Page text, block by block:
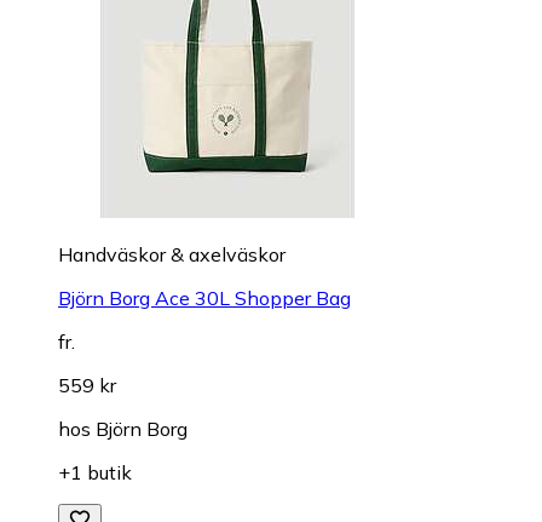
Handväskor & axelväskor
Björn Borg Ace 30L Shopper Bag
fr.
559 kr
hos Björn Borg
+1 butik